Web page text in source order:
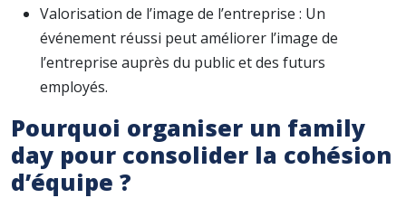
Valorisation de l’image de l’entreprise : Un
événement réussi peut améliorer l’image de
l’entreprise auprès du public et des futurs
employés.
Pourquoi organiser un family
day pour consolider la cohésion
d’équipe ?